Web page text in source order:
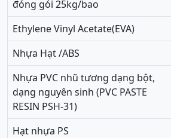
đóng gói 25kg/bao
Ethylene Vinyl Acetate(EVA)
Nhựa Hạt /ABS
Nhựa PVC nhũ tương dạng bột,
dạng nguyên sinh (PVC PASTE
RESIN PSH-31)
Hạt nhựa PS